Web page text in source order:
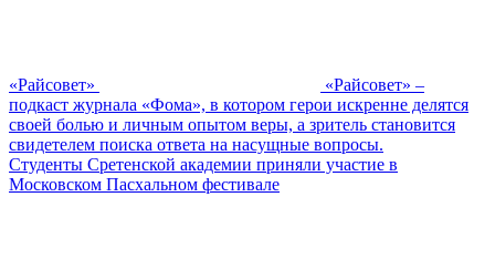
«Райсовет»
«Райсовет» –
подкаст журнала «Фома», в котором герои искренне делятся
своей болью и личным опытом веры, а зритель становится
свидетелем поиска ответа на насущные вопросы.
Студенты Сретенской академии приняли участие в
Московском Пасхальном фестивале